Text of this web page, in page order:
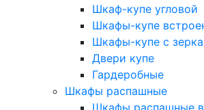
Шкаф-купе угловой
Шкафы-купе
Шкафы-купе с
Двери купе
Гардеробные
Шкафы распашные
Шкафы распашные